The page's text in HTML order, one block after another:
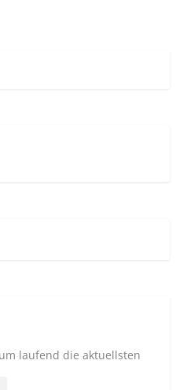
laufend die aktuellsten